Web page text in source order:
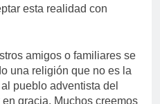
esta realidad con
amigos o familiares se
una religión que no es la
pueblo adventista del
gracia. Muchos creemos